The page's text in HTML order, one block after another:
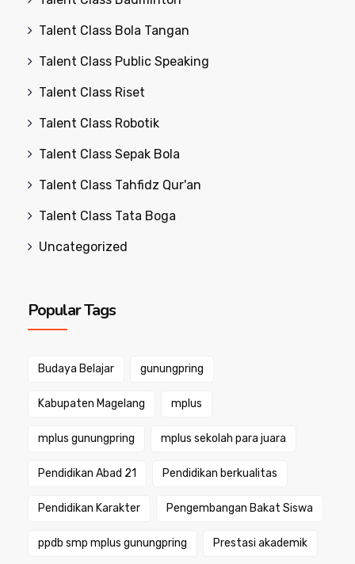
Talent Class Bola Tangan
Talent Class Public Speaking
Talent Class Riset
Talent Class Robotik
Talent Class Sepak Bola
Talent Class Tahfidz Qur'an
Talent Class Tata Boga
Uncategorized
Popular Tags
Budaya Belajar gunungpring
Kabupaten Magelang mplus
mplus gunungpring mplus sekolah para juara
Pendidikan Abad 21 Pendidikan berkualitas
Pendidikan Karakter Pengembangan Bakat Siswa
ppdb smp mplus gunungpring Prestasi akademik